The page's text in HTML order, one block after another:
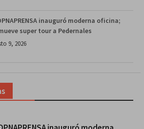
inauguró moderna oficina;
super tour a Pedernales
9, 2026